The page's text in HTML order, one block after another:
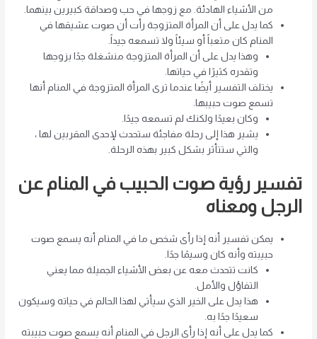
من الأشياء الهادئة. مع زوجها في حب وصداقة كبيرين بينهما.
كما يدل على أن المرأة المتزوجة رأت أن صوت عشيقها في
المنام كان متعباً أو سيئاً ولا تسمعه جيداً.
وهذا يدل على أن المرأة المتزوجة منشغلة جدًا بزوجها
وتقدره كثيرًا في حياتها.
يختلف التفسير أيضًا عندما ترى المرأة المتزوجة في المنام أنها
تسمع صوت حبيبها.
وكان بعيدًا ولكنك لم تسمعه جيدًا.
يشير هذا إلى رحلة مفاجئة ستحدث لإحدى المقربين لها ،
والتي ستتأثر بشكل كبير بهذه الرحلة.
تفسير رؤية صوت الحبيب في المنام عن
الرجل ومعناه
يمكن تفسير أنه إذا رأى شخص ما في المنام أنه يسمع صوت
حبيبته وأنه كان وسيمًا جدًا.
كانت تتحدث معه عن بعض الأشياء الجميلة مما يعني
التفاؤل والأمل.
هذا يدل على الخير الذي سيأتي لهذا الحالم في حياته وسيكون
سعيدًا جدًا به.
كما يدل على أنه إذا رأى الرجل في المنام أنه يسمع صوت حبيبته